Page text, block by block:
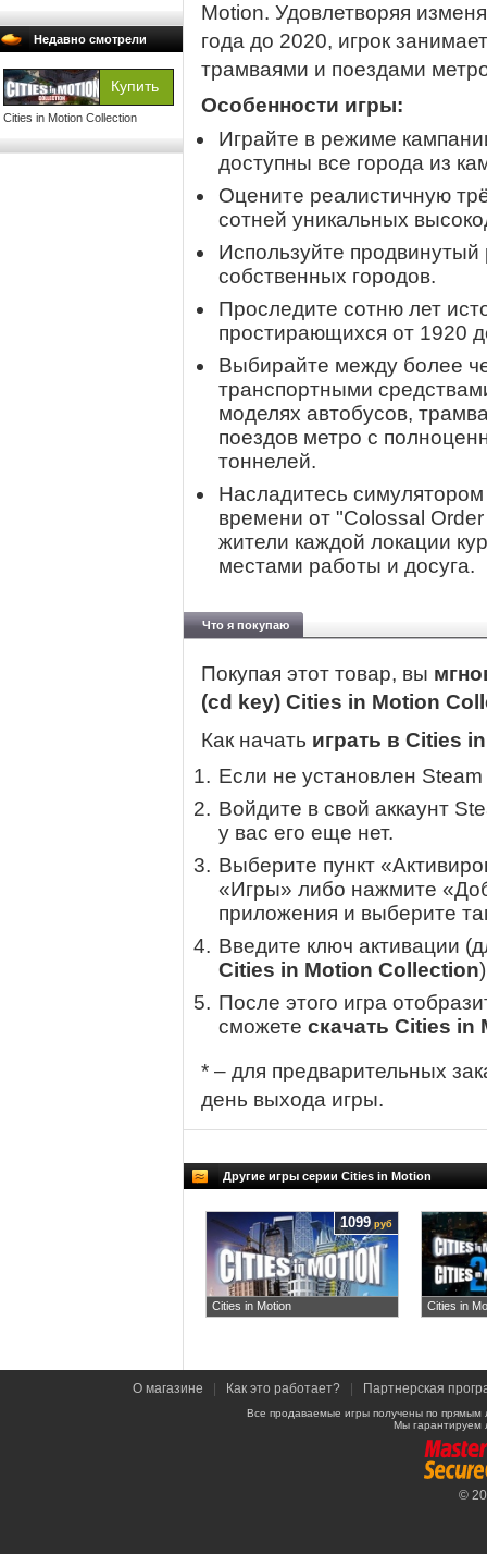
Недавно смотрели
Cities in Motion Collection
Motion. Удовлетворяя
года до 2020, игрок
трамваями и поездами
Особенности игры:
Играйте в режиме
доступны все города из
Оцените реалистичную
сотней уникальных
Используйте продвинутый
собственных городов.
Проследите сотню лет
простирающихся от 1920
Выбирайте между более
транспортными
моделях автобусов,
поездов метро с
тоннелей.
Насладитесь
времени от "Colossal
жители каждой локации
местами работы и досуга.
Что я покупаю
Покупая этот товар, вы
(cd key) Cities in Motion
Как начать играть в Cities
Если не установлен
Войдите в свой аккаунт
у вас его еще нет.
Выберите пункт
«Игры» либо нажмите
приложения и выберите
Введите ключ активации
Cities in Motion Collection
После этого игра
сможете скачать Cities in
* – для предварительных
день выхода игры.
Другие игры серии Cities in Motion
Cities in Motion
1099 руб
Cities in
О магазине Как это работает? Партнерская
Все продаваемые игры получены по
Мы гарантируем
©